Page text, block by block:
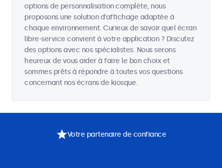
options de personnalisation complète, nous
proposons une solution d'affichage adaptée à
chaque environnement. Curieux de savoir quel écran
libre-service convient à votre application ? Discutez
des options avec nos spécialistes. Nous serons
heureux de vous aider à faire le bon choix et
sommes prêts à répondre à toutes vos questions
concernant nos écrans de kiosque.
Votre partenaire de confiance